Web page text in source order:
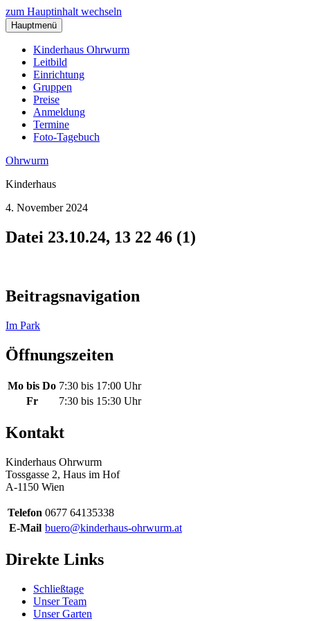
zum Hauptinhalt wechseln
Hauptmenü
Kinderhaus Ohrwurm
Leitbild
Einrichtung
Gruppen
Preise
Anmeldung
Termine
Foto-Tagebuch
Ohrwurm
Kinderhaus
4. November 2024
Datei 23.10.24, 13 22 46 (1)
Beitragsnavigation
Im Park
Öffnungszeiten
Mo bis Do 7:30 bis 17:00 Uhr
Fr
7:30 bis 15:30 Uhr
Kontakt
Kinderhaus Ohrwurm
Tossgasse 2, Haus im Hof
A-1150 Wien
Telefon 0677 64135338
E-Mail buero@kinderhaus-ohrwurm.at
Direkte Links
Schließtage
Unser Team
Unser Garten